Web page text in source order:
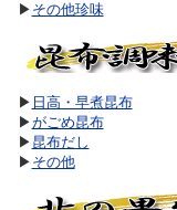
▶ その他珍味
▶ 日高・早煮昆布
▶がごめ昆布
▶ 昆布だし
▶ その他